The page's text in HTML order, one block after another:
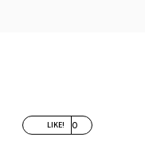
LIKE! 0